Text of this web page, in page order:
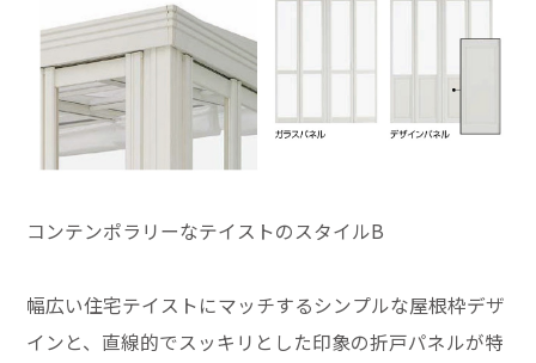
コンテンポラリーなテイストのスタイルB
幅広い住宅テイストにマッチするシンプルな屋根枠デザ
インと、直線的でスッキリとした印象の折戸パネルが特